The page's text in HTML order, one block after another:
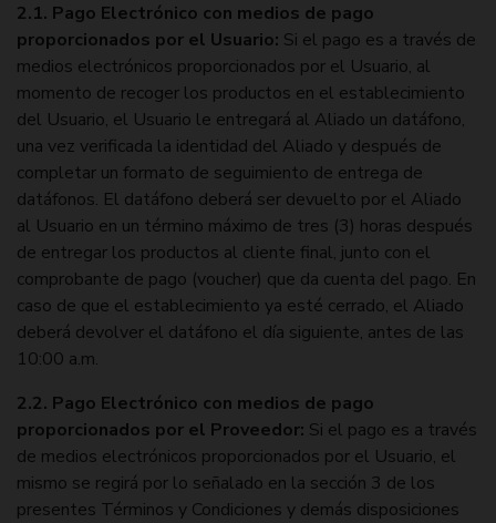
2.1. Pago Electrónico con medios de pago
proporcionados por el Usuario: Si el pago es a través de
medios electrónicos proporcionados por el Usuario, al
momento de recoger los productos en el establecimiento
del Usuario, el Usuario le entregará al Aliado un datáfono,
una vez verificada la identidad del Aliado y después de
completar un formato de seguimiento de entrega de
datáfonos. El datáfono deberá ser devuelto por el Aliado
al Usuario en un término máximo de tres (3) horas después
de entregar los productos al cliente final, junto con el
comprobante de pago (voucher) que da cuenta del pago. En
caso de que el establecimiento ya esté cerrado, el Aliado
deberá devolver el datáfono el día siguiente, antes de las
10:00 a.m.
2.2. Pago Electrónico con medios de pago
proporcionados por el Proveedor: Si el pago es a través
de medios electrónicos proporcionados por el Usuario, el
mismo se regirá por lo señalado en la sección 3 de los
presentes Términos y Condiciones y demás disposiciones